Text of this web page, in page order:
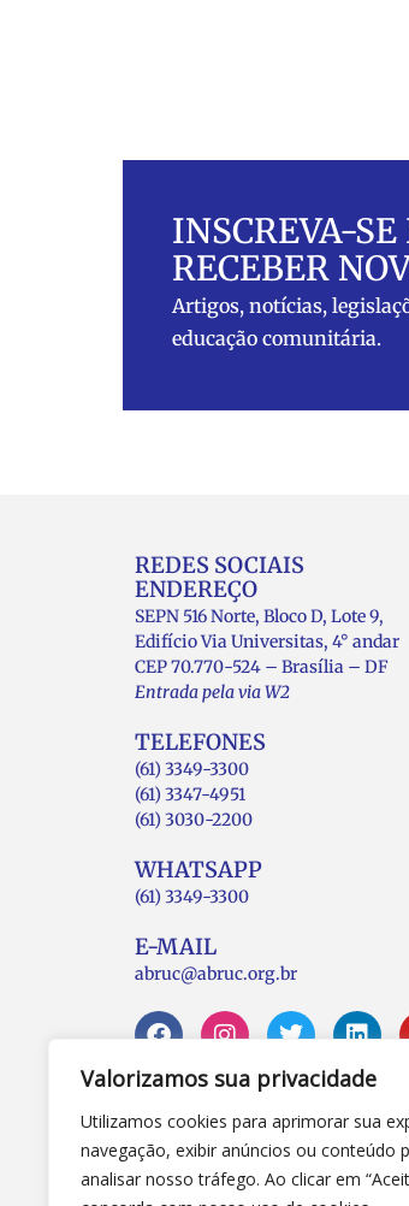
Valorizamos sua privacidade
Utilizamos cookies para aprimorar sua
navegação, exibir anúncios ou conteúdo
analisar nosso tráfego. Ao clicar em
INSCREVA-SE
RECEBER
Artigos, notícias,
educação comunitária.
REDES SOCIAIS
ENDEREÇO
SEPN 516 Norte, Bloco D, Lote 9,
Edifício Via Universitas, 4° andar
CEP 70.770-524 – Brasília – DF
Entrada pela via W2
TELEFONES
(61) 3349-3300
(61) 3347-4951
(61) 3030-2200
WHATSAPP
(61) 3349-3300
E-MAIL
abruc@abruc.org.br